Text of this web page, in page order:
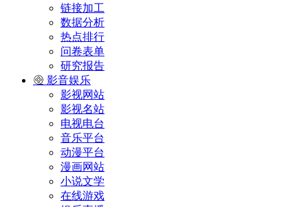
链接加工
数据分析
热点排行
问卷表单
研究报告
影音娱乐
影视网站
影视名站
电视电台
音乐平台
动漫平台
漫画网站
小说文学
在线游戏